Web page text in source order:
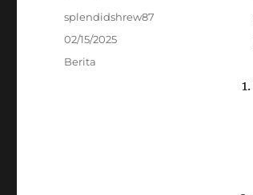
Author
splendidshrew87
Posted
02/15/2025
Categories
Berita